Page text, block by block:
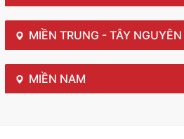
MIỀN TRUNG - TÂY NGUYÊN
MIỀN NAM